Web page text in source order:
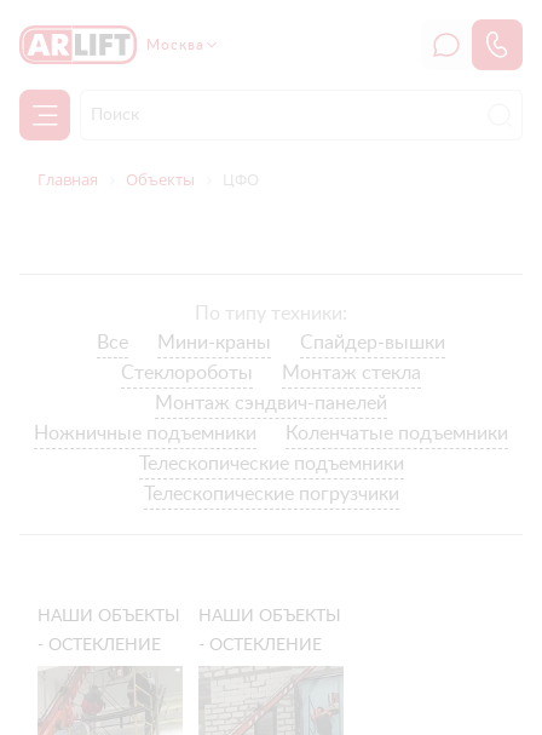
Москва
Главная Объекты ЦФО
По типу техники:
Все
Мини-краны
Спайдер-вышки
Стеклороботы
Монтаж стекла
Монтаж сэндвич-панелей
Ножничные подъемники
Коленчатые подъемники
Телескопические подъемники
Телескопические погрузчики
НАШИ ОБЪЕКТЫ
- ОСТЕКЛЕНИЕ
МАГАЗИНА
ADIDAS В ТЦ
НАШИ ОБЪЕКТЫ
- ОСТЕКЛЕНИЕ
ЗАГОРОДНОГО